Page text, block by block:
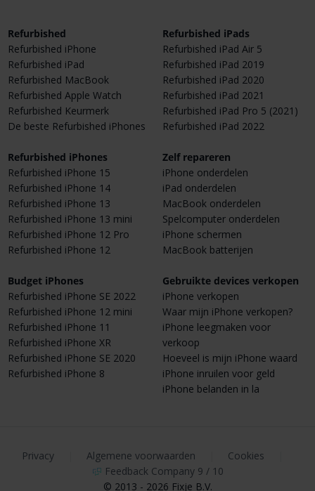
Refurbished
Refurbished iPhone
Refurbished iPad
Refurbished MacBook
Refurbished Apple Watch
Refurbished Keurmerk
De beste Refurbished iPhones
Refurbished iPhones
Refurbished iPhone 15
Refurbished iPhone 14
Refurbished iPhone 13
Refurbished iPhone 13 mini
Refurbished iPhone 12 Pro
Refurbished iPhone 12
Budget iPhones
Refurbished iPhone SE 2022
Refurbished iPhone 12 mini
Refurbished iPhone 11
Refurbished iPhone XR
Refurbished iPhone SE 2020
Refurbished iPhone 8
Refurbished iPads
Refurbished iPad Air 5
Refurbished iPad 2019
Refurbished iPad 2020
Refurbished iPad 2021
Refurbished iPad Pro 5 (2021)
Refurbished iPad 2022
Zelf repareren
iPhone onderdelen
iPad onderdelen
MacBook onderdelen
Spelcomputer onderdelen
iPhone schermen
MacBook batterijen
Gebruikte devices verkopen
iPhone verkopen
Waar mijn iPhone verkopen?
iPhone leegmaken voor
verkoop
Hoeveel is mijn iPhone waard
iPhone inruilen voor geld
iPhone belanden in la
Privacy Algemene voorwaarden Cookies
Feedback Company 9 / 10
© 2013 - 2026 Fixje B.V.